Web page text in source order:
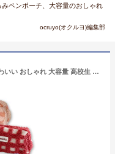
ペンポーチ、大容量のおしゃれ
ocruyo(オクルヨ)編集部
ronsila ペンケース 韓国 筆箱 韓国 かわいい おしゃれ 大容量 高校生 女子 中学生 ボアワッフルペンケース（ピンク）